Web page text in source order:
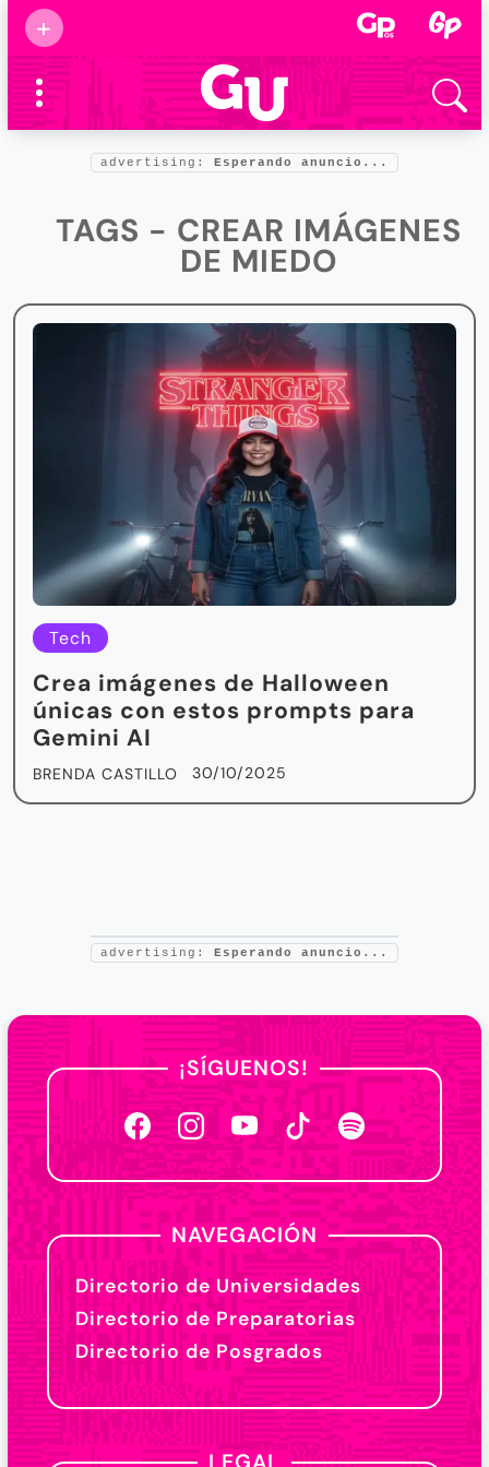
+
Supermamás
2025
Marcas de
confianza
Foro salud
advertising: Esperando anuncio...
TAGS - CREAR IMÁGENES
DE MIEDO
Tech
Crea imágenes de Halloween
únicas con estos prompts para
Gemini AI
BRENDA CASTILLO 30/10/2025
advertising: Esperando anuncio...
¡SÍGUENOS!
NAVEGACIÓN
Directorio de Universidades
Directorio de Preparatorias
Directorio de Posgrados